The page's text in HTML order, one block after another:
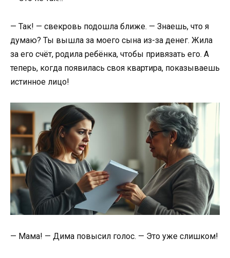
— Так! — свекровь подошла ближе. — Знаешь, что я
думаю? Ты вышла за моего сына из-за денег. Жила
за его счёт, родила ребёнка, чтобы привязать его. А
теперь, когда появилась своя квартира, показываешь
истинное лицо!
— Мама! — Дима повысил голос. — Это уже слишком!